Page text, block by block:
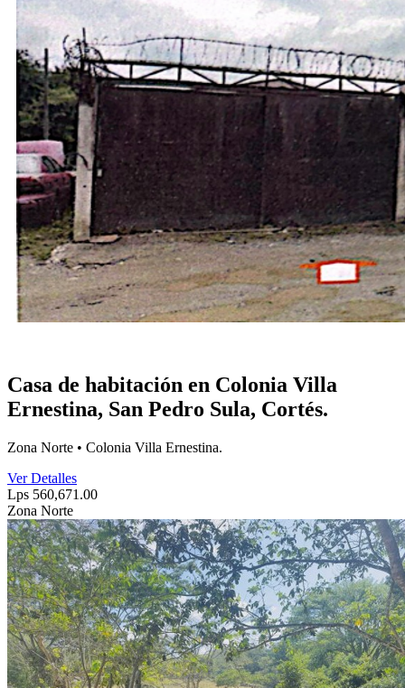
Casa de habitación en Colonia Villa
Ernestina, San Pedro Sula, Cortés.
Zona Norte • Colonia Villa Ernestina.
Ver Detalles
Lps 560,671.00
Zona Norte